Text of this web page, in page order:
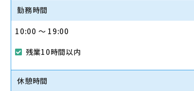
勤務時間
10:00 〜 19:00
残業10時間以内
休憩時間